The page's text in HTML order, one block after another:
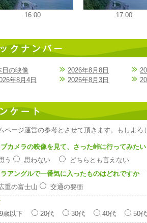
16:00 17:00
日の映像 2026年8月8日
年8月4日
2026年8月3日
ページ運営の参考とさせて頂きます。もしよろ
カメラの映像を見て、さった峠に行ってみた
う
思わない
どちらとも言えない
アングルで一番気に入ったものはどれですか
重の富士山
交通の要衝
歳以下
20代 30代 40代
50